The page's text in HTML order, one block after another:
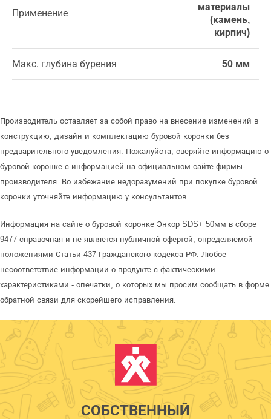
Применение
материалы
(камень,
кирпич)
Макс. глубина бурения 50 мм
Производитель оставляет за собой право на внесение изменений в
конструкцию, дизайн и комплектацию буровой коронки без
предварительного уведомления. Пожалуйста, сверяйте информацию о
буровой коронке с информацией на официальном сайте фирмы-
производителя. Во избежание недоразумений при покупке буровой
коронки уточняйте информацию у консультантов.
Информация на сайте о буровой коронке Энкор SDS+ 50мм в сборе
9477 справочная и не является публичной офертой, определяемой
положениями Статьи 437 Гражданского кодекса РФ. Любое
несоответствие информации о продукте с фактическими
характеристиками - опечатки, о которых мы просим сообщать в форме
обратной связи для скорейшего исправления.
СОБСТВЕННЫЙ